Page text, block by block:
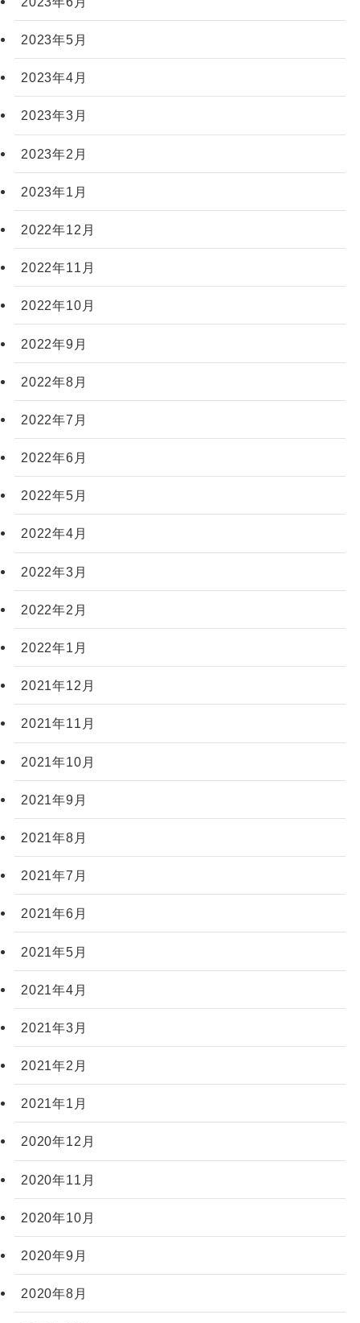
2023年5月
2023年4月
2023年3月
2023年2月
2023年1月
2022年12月
2022年11月
2022年10月
2022年9月
2022年8月
2022年7月
2022年6月
2022年5月
2022年4月
2022年3月
2022年2月
2022年1月
2021年12月
2021年11月
2021年10月
2021年9月
2021年8月
2021年7月
2021年6月
2021年5月
2021年4月
2021年3月
2021年2月
2021年1月
2020年12月
2020年11月
2020年10月
2020年9月
2020年8月